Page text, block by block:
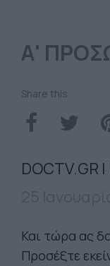
Α'
Share this
DOCTV.GR
Και τώρα ας
Προσέξτε